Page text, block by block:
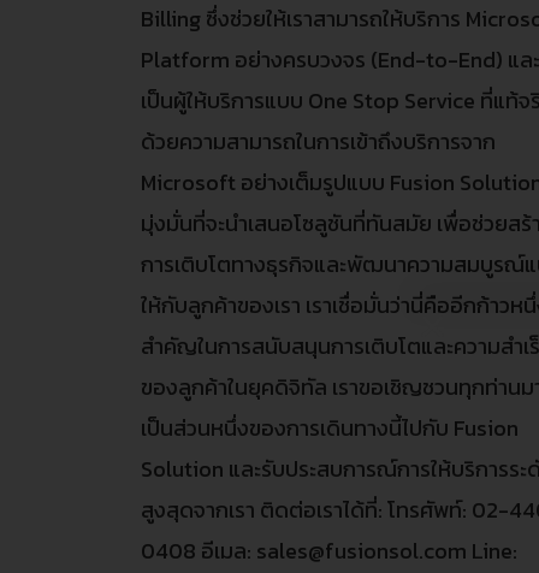
Billing ซึ่งช่วยให้เราสามารถให้บริการ
Platform อย่างครบวงจร (End-to-End) และ
เป็นผู้ให้บริการแบบ One Stop Service ที่แท้จ
ด้วยความสามารถในการเข้าถึงบริการจาก
Microsoft อย่างเต็มรูปแบบ Fusion
มุ่งมั่นที่จะนำเสนอโซลูชันที่ทันสมัย เพื่อช่วยสร้
การเติบโตทางธุรกิจและพัฒนาความสมบูรณ์
ให้กับลูกค้าของเรา เราเชื่อมั่นว่านี่คืออีกก้าวห
สำคัญในการสนับสนุนการเติบโตและความสำเ
ของลูกค้าในยุคดิจิทัล เราขอเชิญชวนทุกท่านม
เป็นส่วนหนึ่งของการเดินทางนี้ไปกับ Fusion
Solution และรับประสบการณ์การให้บริการระ
สูงสุดจากเรา ติดต่อเราได้ที่: โทรศัพท์: 02-
0408 อีเมล: sales@fusionsol.com Line: